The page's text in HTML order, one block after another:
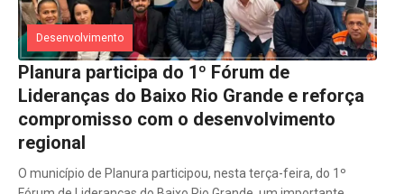
Desenvolvimento
Planura participa do 1º Fórum de
Lideranças do Baixo Rio Grande e reforça
compromisso com o desenvolvimento
regional
O município de Planura participou, nesta terça-feira, do 1º